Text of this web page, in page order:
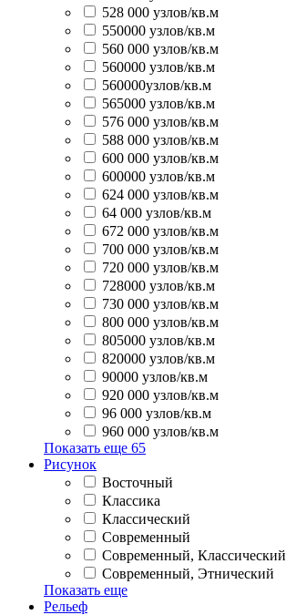
528 000 узлов/кв.м
550000 узлов/кв.м
560 000 узлов/кв.м
560000 узлов/кв.м
560000узлов/кв.м
565000 узлов/кв.м
576 000 узлов/кв.м
588 000 узлов/кв.м
600 000 узлов/кв.м
600000 узлов/кв.м
624 000 узлов/кв.м
64 000 узлов/кв.м
672 000 узлов/кв.м
700 000 узлов/кв.м
720 000 узлов/кв.м
728000 узлов/кв.м
730 000 узлов/кв.м
800 000 узлов/кв.м
805000 узлов/кв.м
820000 узлов/кв.м
90000 узлов/кв.м
920 000 узлов/кв.м
96 000 узлов/кв.м
960 000 узлов/кв.м
Показать еще 65
Рисунок
Восточный
Классика
Классический
Современный
Современный, Классический
Современный, Этнический
Показать еще
Рельеф